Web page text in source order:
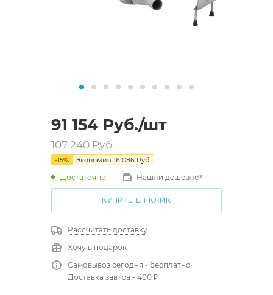
91 154 Руб./шт
107 240Руб.
-15% Экономия 16 086 Руб.
Достаточно Нашли дешевле?
КУПИТЬ В 1 КЛИК
Рассчитать доставку
Хочу в подарок
Самовывоз сегодня - бесплатно
Доставка завтра - 400 ₽